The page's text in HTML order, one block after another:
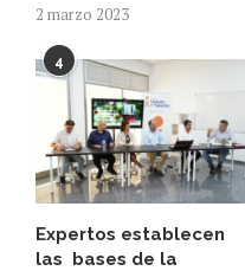
2 marzo 2023
4
Expertos establecen
las bases de la